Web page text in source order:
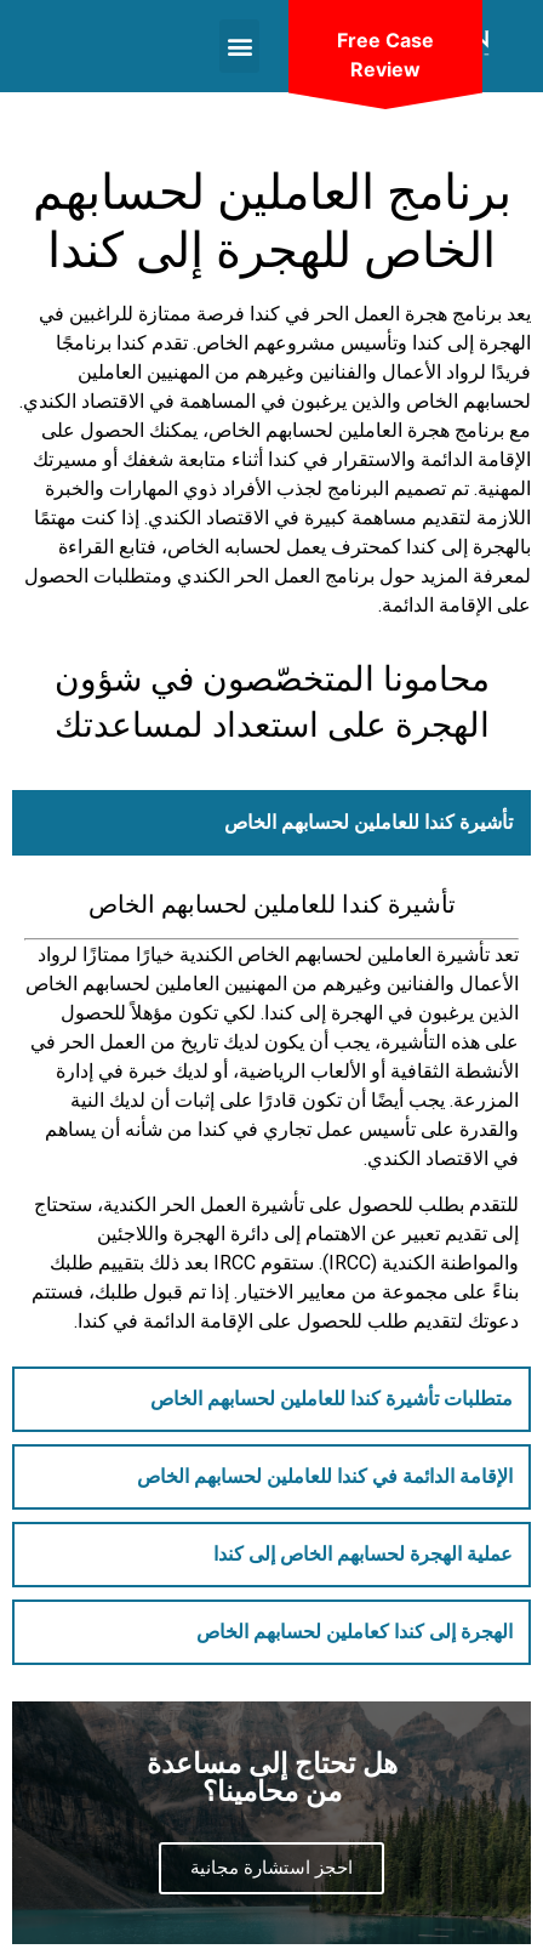
برنامج العاملين لحسابهم
الخاص للهجرة إلى كندا
يعد برنامج هجرة العمل الحر في كندا فرصة ممتازة للراغبين في
الهجرة إلى كندا وتأسيس مشروعهم الخاص. تقدم كندا برنامجًا
فريدًا لرواد الأعمال والفنانين وغيرهم من المهنيين العاملين
لحسابهم الخاص والذين يرغبون في المساهمة في الاقتصاد الكندي.
مع برنامج هجرة العاملين لحسابهم الخاص، يمكنك الحصول على
الإقامة الدائمة والاستقرار في كندا أثناء متابعة شغفك أو مسيرتك
المهنية. تم تصميم البرنامج لجذب الأفراد ذوي المهارات والخبرة
اللازمة لتقديم مساهمة كبيرة في الاقتصاد الكندي. إذا كنت مهتمًا
بالهجرة إلى كندا كمحترف يعمل لحسابه الخاص، فتابع القراءة
لمعرفة المزيد حول برنامج العمل الحر الكندي ومتطلبات الحصول
على الإقامة الدائمة.
محامونا المتخصّصون في شؤون
الهجرة على استعداد لمساعدتك
تأشيرة كندا للعاملين لحسابهم الخاص
تأشيرة كندا للعاملين لحسابهم الخاص
تعد تأشيرة العاملين لحسابهم الخاص الكندية خيارًا ممتازًا لرواد
الأعمال والفنانين وغيرهم من المهنيين العاملين لحسابهم الخاص
الذين يرغبون في الهجرة إلى كندا. لكي تكون مؤهلاً للحصول
على هذه التأشيرة، يجب أن يكون لديك تاريخ من العمل الحر في
الأنشطة الثقافية أو الألعاب الرياضية، أو لديك خبرة في إدارة
المزرعة. يجب أيضًا أن تكون قادرًا على إثبات أن لديك النية
والقدرة على تأسيس عمل تجاري في كندا من شأنه أن يساهم
في الاقتصاد الكندي.
للتقدم بطلب للحصول على تأشيرة العمل الحر الكندية، ستحتاج
إلى تقديم تعبير عن الاهتمام إلى دائرة الهجرة واللاجئين
والمواطنة الكندية (IRCC). ستقوم IRCC بعد ذلك بتقييم طلبك
بناءً على مجموعة من معايير الاختيار. إذا تم قبول طلبك، فستتم
دعوتك لتقديم طلب للحصول على الإقامة الدائمة في كندا.
متطلبات تأشيرة كندا للعاملين لحسابهم الخاص
الإقامة الدائمة في كندا للعاملين لحسابهم الخاص
عملية الهجرة لحسابهم الخاص إلى كندا
الهجرة إلى كندا كعاملين لحسابهم الخاص
هل تحتاج إلى مساعدة
من محامينا؟
احجز استشارة مجانية
Free Case
Review